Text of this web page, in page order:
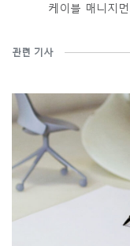
케이블 매니지
관련 기사